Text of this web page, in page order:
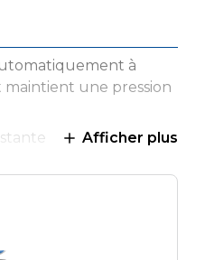
à
une pression
Afficher plus